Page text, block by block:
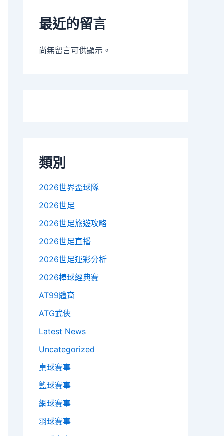
最近的留言
尚無留言可供顯示。
類別
2026世界盃球隊
2026世足
2026世足旅遊攻略
2026世足直播
2026世足運彩分析
2026棒球經典賽
AT99體育
ATG武俠
Latest News
Uncategorized
桌球賽事
籃球賽事
網球賽事
羽球賽事